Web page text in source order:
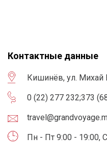
Контактные данные
Кишинёв, ул. Михай
0 (22) 277 232;373
Пн - Пт 9:00 - 19:00,